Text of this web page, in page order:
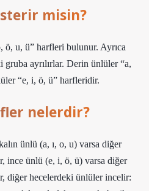
misin?
ö, u, ü” harfleri bulunur. Ayrıca
ayrılırlar. Derin ünlüler “a,
“e, i, ö, ü” harfleridir.
nelerdir?
ünlü (a, ı, o, u) varsa diğer
ince ünlü (e, i, ö, ü) varsa diğer
diğer hecelerdeki ünlüler incelir: